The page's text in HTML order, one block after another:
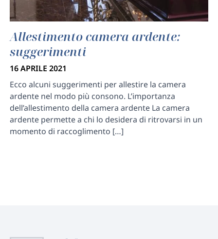
Allestimento camera ardente:
suggerimenti
16 APRILE 2021
Ecco alcuni suggerimenti per allestire la camera
ardente nel modo più consono. L’importanza
dell’allestimento della camera ardente La camera
ardente permette a chi lo desidera di ritrovarsi in un
momento di raccoglimento […]